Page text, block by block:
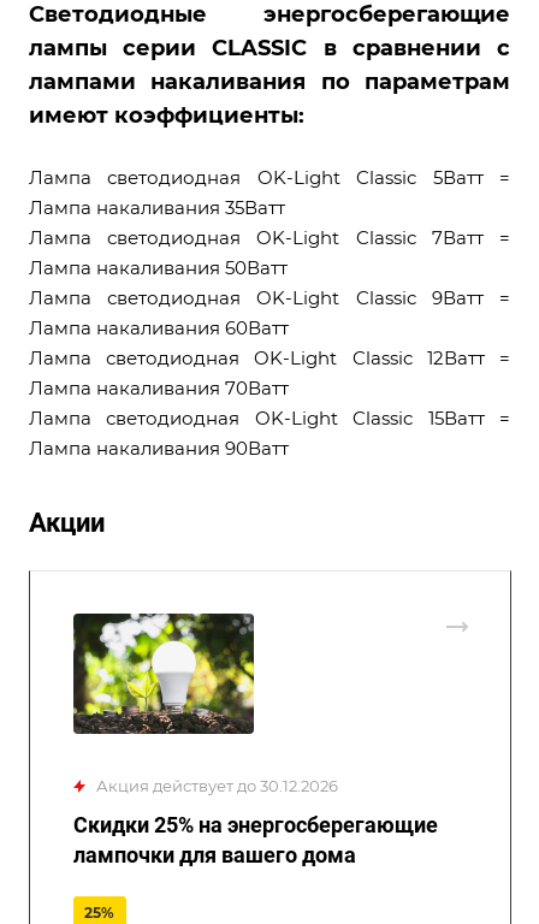
Светодиодные энергосберегающие
лампы серии CLASSIC в сравнении с
лампами накаливания по параметрам
имеют коэффициенты:
Лампа светодиодная OK-Light Classic 5Ватт =
Лампа накаливания 35Ватт
Лампа светодиодная OK-Light Classic 7Ватт =
Лампа накаливания 50Ватт
Лампа светодиодная OK-Light Classic 9Ватт =
Лампа накаливания 60Ватт
Лампа светодиодная OK-Light Classic 12Ватт =
Лампа накаливания 70Ватт
Лампа светодиодная OK-Light Classic 15Ватт =
Лампа накаливания 90Ватт
Акции
Акция действует до 30.12.2026
Скидки 25% на энергосберегающие
лампочки для вашего дома
25%